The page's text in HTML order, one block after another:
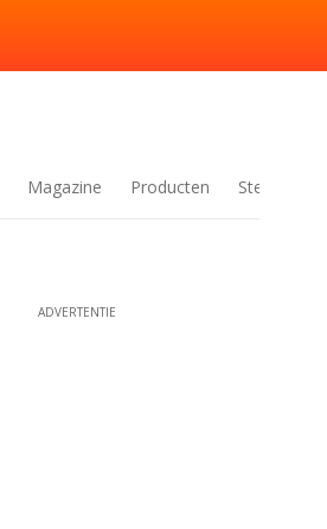
Magazine Producten Steden
ADVERTENTIE